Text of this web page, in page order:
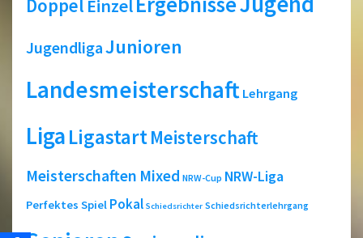
Doppel Einzel
JugendligaJunioren
Landesmeisterschaft Lehrgang
LigaLigastartMeisterschaft
Meisterschaften Mixed NRW-Cup NRW-Liga
Perfektes Spiel Pokal Schiedsrichter Schiedsrichterlehrgang